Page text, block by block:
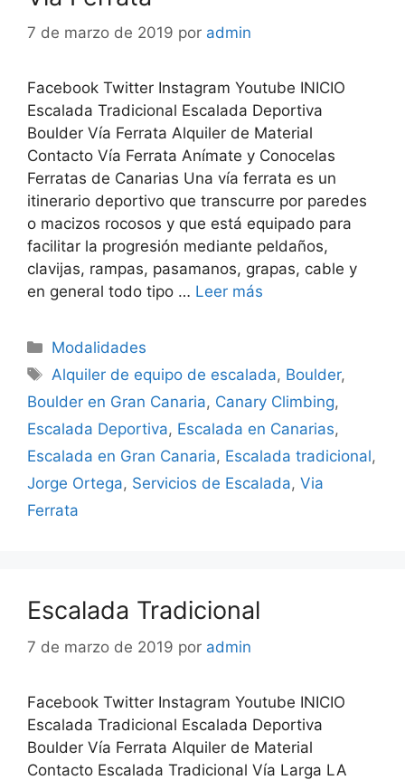
7 de marzo de 2019 por admin
Facebook Twitter Instagram Youtube INICIO
Escalada Tradicional Escalada Deportiva
Boulder Vía Ferrata Alquiler de Material
Contacto Vía Ferrata Anímate y Conocelas
Ferratas de Canarias Una vía ferrata es un
itinerario deportivo que transcurre por paredes
o macizos rocosos y que está equipado para
facilitar la progresión mediante peldaños,
clavijas, rampas, pasamanos, grapas, cable y
en general todo tipo … Leer más
Modalidades
Alquiler de equipo de escalada, Boulder,
Boulder en Gran Canaria, Canary Climbing,
Escalada Deportiva, Escalada en Canarias,
Escalada en Gran Canaria, Escalada tradicional,
Jorge Ortega, Servicios de Escalada, Via
Ferrata
Escalada Tradicional
7 de marzo de 2019 por admin
Facebook Twitter Instagram Youtube INICIO
Escalada Tradicional Escalada Deportiva
Boulder Vía Ferrata Alquiler de Material
Contacto Escalada Tradicional Vía Larga LA